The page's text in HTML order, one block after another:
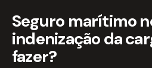
Seguro marítimo
indenização da
fazer?